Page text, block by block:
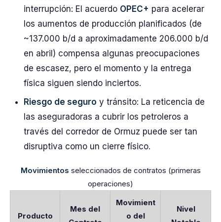
interrupción: El acuerdo OPEC+ para acelerar
los aumentos de producción planificados (de
~137.000 b/d a aproximadamente 206.000 b/d
en abril) compensa algunas preocupaciones
de escasez, pero el momento y la entrega
física siguen siendo inciertos.
Riesgo de seguro y tránsito: La reticencia de
las aseguradoras a cubrir los petroleros a
través del corredor de Ormuz puede ser tan
disruptiva como un cierre físico.
Movimientos seleccionados de contratos (primeras
operaciones)
Producto
Mes del
Movimient
o del
Nivel